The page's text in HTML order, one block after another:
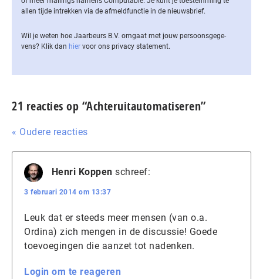
allen tijde intrekken via de af­meld­func­tie in de nieuwsbrief.
Wil je weten hoe Jaarbeurs B.V. omgaat met jouw per­soons­ge­ge­
vens? Klik dan hier voor ons privacy statement.
21 reacties op “Achteruitautomatiseren”
« Oudere reacties
Henri Koppen schreef:
3 februari 2014 om 13:37
Leuk dat er steeds meer mensen (van o.a.
Ordina) zich mengen in de discussie! Goede
toevoegingen die aanzet tot nadenken.
Login om te reageren